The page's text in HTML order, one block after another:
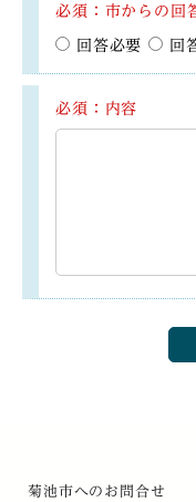
必須：市からの回
回答必要 回
必須：内容
菊池市へのお問合せ